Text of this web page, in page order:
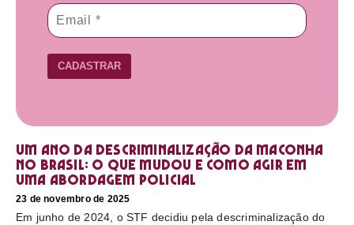
CADASTRAR
Um ano da descriminalização da maconha
no Brasil: o que mudou e como agir em
uma abordagem policial
23 de novembro de 2025
Em junho de 2024, o STF decidiu pela descriminalização do